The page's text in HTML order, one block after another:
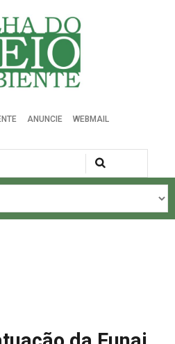
do Meio Ambiente
ANUNCIE WEBMAIL